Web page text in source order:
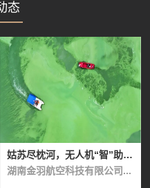
态
姑苏尽枕河，无人机“智”助河湖巡检
湖南金羽航空科技有限公司...